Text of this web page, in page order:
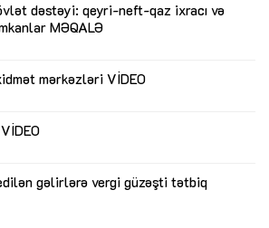
dəstəyi: qeyri-neft-qaz ixracı və
MƏQALƏ
mərkəzləri VİDEO
VİDEO
gəlirlərə vergi güzəşti tətbiq